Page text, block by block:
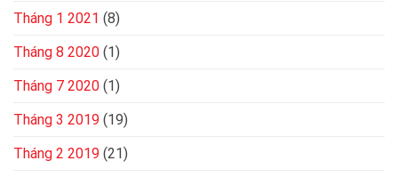
Tháng 1 2021 (8)
Tháng 8 2020 (1)
Tháng 7 2020 (1)
Tháng 3 2019 (19)
Tháng 2 2019 (21)